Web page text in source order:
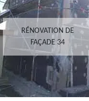
RÉNOVATION DE
FAÇADE 34